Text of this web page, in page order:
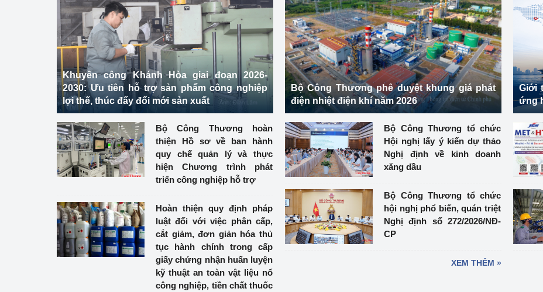
Khuyến công Khánh Hòa giai đoạn 2026-
2030: Ưu tiên hỗ trợ sản phẩm công nghiệp
lợi thế, thúc đẩy đổi mới sản xuất
Bộ Công Thương hoàn
thiện Hồ sơ về ban hành
quy chế quản lý và thực
hiện Chương trình phát
triển công nghiệp hỗ trợ
Hoàn thiện quy định pháp
luật đối với việc phân cấp,
cắt giảm, đơn giản hóa thủ
tục hành chính trong cấp
giấy chứng nhận huấn luyện
kỹ thuật an toàn vật liệu nổ
công nghiệp, tiền chất thuốc
Bộ Công Thương phê duyệt khung giá phát
điện nhiệt điện khí năm 2026
Bộ Công Thương tổ chức
Hội nghị lấy ý kiến dự thảo
Nghị định về kinh doanh
xăng dầu
Bộ Công Thương tổ chức
hội nghị phổ biến, quán triệt
Nghị định số 272/2026/NĐ-
CP
XEM THÊM »
Giới
ứng